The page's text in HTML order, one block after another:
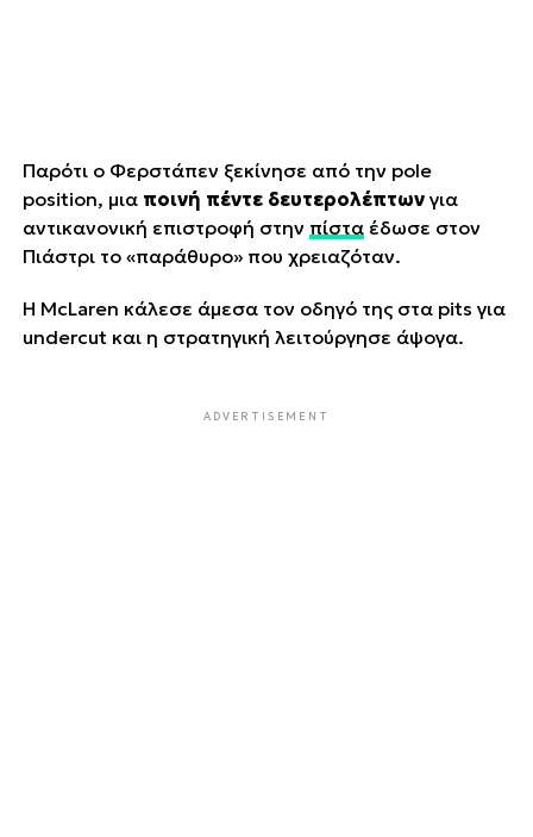
Παρότι ο Φερστάπεν ξεκίνησε από την pole
position, μια ποινή πέντε δευτερολέπτωνγια
αντικανονική επιστροφή στην πίσταέδωσε στον
Πιάστρι το «παράθυρο» που χρειαζόταν.
Η McLaren κάλεσε άμεσα τον οδηγό της στα pits για
undercut και η στρατηγική λειτούργησε άψογα.
ADVERTISEMENT